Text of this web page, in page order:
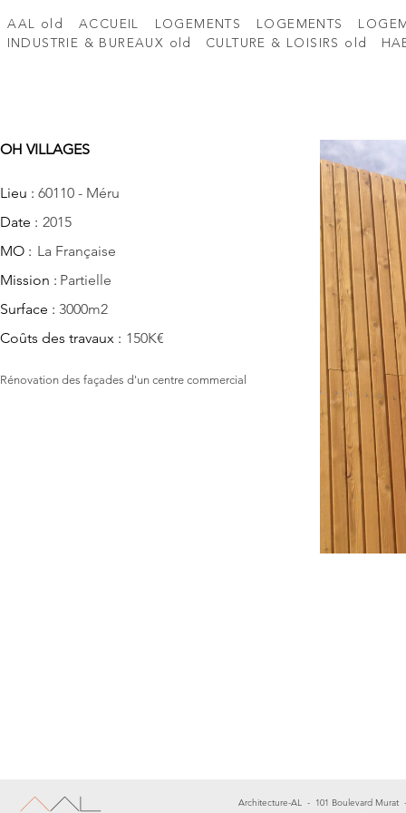
AAL old ACCUEIL LOGEMENTS LOGEMENTS
INDUSTRIE & BUREAUX old
CULTURE & LOISIRS old
Rénovation des façades d'un centre commercial
OH VILLAGES
60110 - Méru
2015
La Française
Partielle
3000m2
Lieu :
Date :
MO :
Mission :
Surface :
Coûts des travaux : 150K€
Architecture-AL - 101 Boulevard